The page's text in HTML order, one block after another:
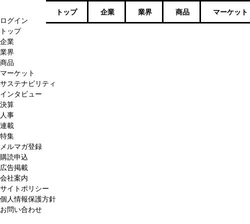
ログイン
トップ
企業
業界
商品
マーケット
サステナビリティ
インタビュー
決算
人事
連載
特集
メルマガ登録
購読申込
広告掲載
会社案内
サイトポリシー
個人情報保護方針
お問い合わせ
トップ 企業 業界 商品 マーケット